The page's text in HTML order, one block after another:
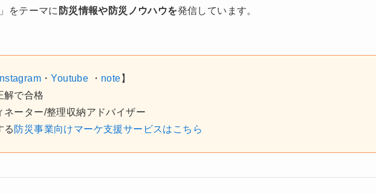
をテーマに 防災情報や防災ノウハウを発信しています。
Instagram ・Youtube ・ note 】
解で合格
ネーター/整理収納アドバイザー
る 防災事業向けマーケ支援サービスはこちら